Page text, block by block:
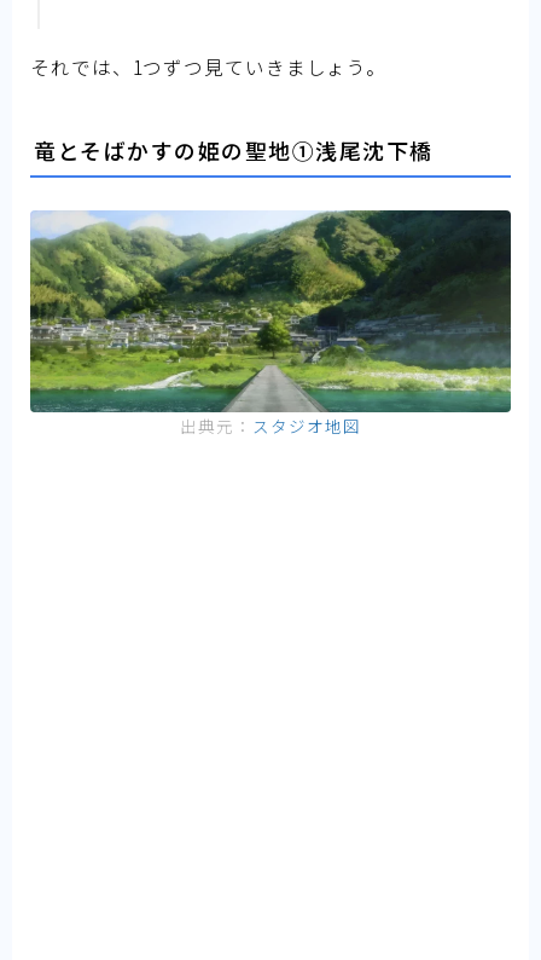
それでは、1つずつ見ていきましょう。
竜とそばかすの姫の聖地①浅尾沈下橋
出典元： スタジオ地図